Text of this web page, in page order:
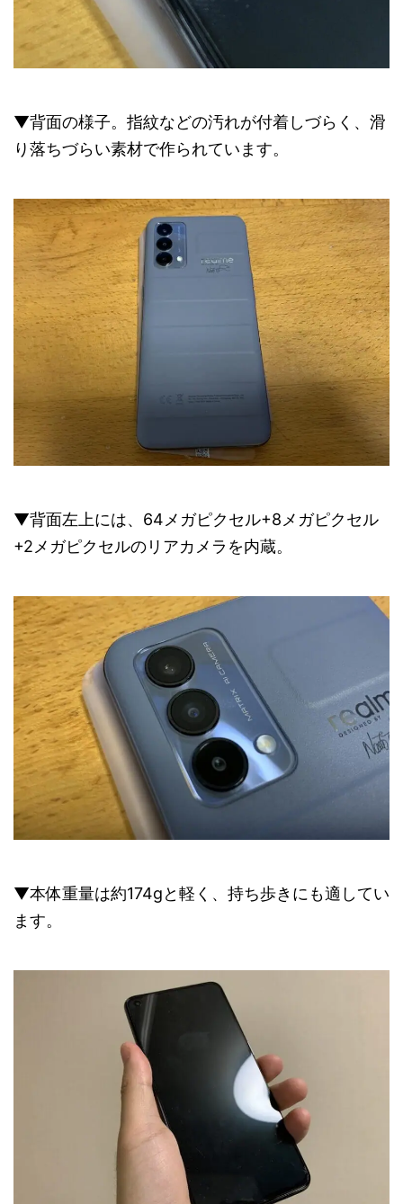
▼背面の様子。指紋などの汚れが付着しづらく、滑
り落ちづらい素材で作られています。
▼背面左上には、64メガピクセル+8メガピクセル
+2メガピクセルのリアカメラを内蔵。
▼本体重量は約174gと軽く、持ち歩きにも適してい
ます。